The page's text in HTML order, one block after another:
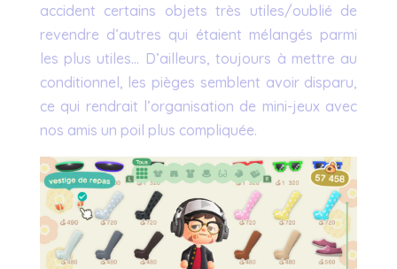
accident certains objets très utiles/oublié de
revendre d’autres qui étaient mélangés parmi
les plus utiles… D’ailleurs, toujours à mettre au
conditionnel, les pièges semblent avoir disparu,
ce qui rendrait l’organisation de mini-jeux avec
nos amis un poil plus compliquée.